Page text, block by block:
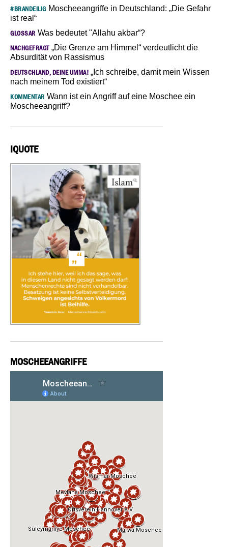
#BRANDEILIGMoscheeangriffe in Deutschland: „Die Gefahr
ist real“
GLOSSAR Was bedeutet "Allahu akbar“?
NACHGEFRAGT„Die Grenze am Himmel“ verdeutlicht die
Absurdität von Rassismus
DEUTSCHLAND, DEINE UMMA! „Ich schreibe, damit mein Wissen
nach meinem Tod existiert“
KOMMENTAR Wann ist ein Angriff auf eine Moschee ein
Moscheeangriff?
IQUOTE
MOSCHEEANGRIFFE